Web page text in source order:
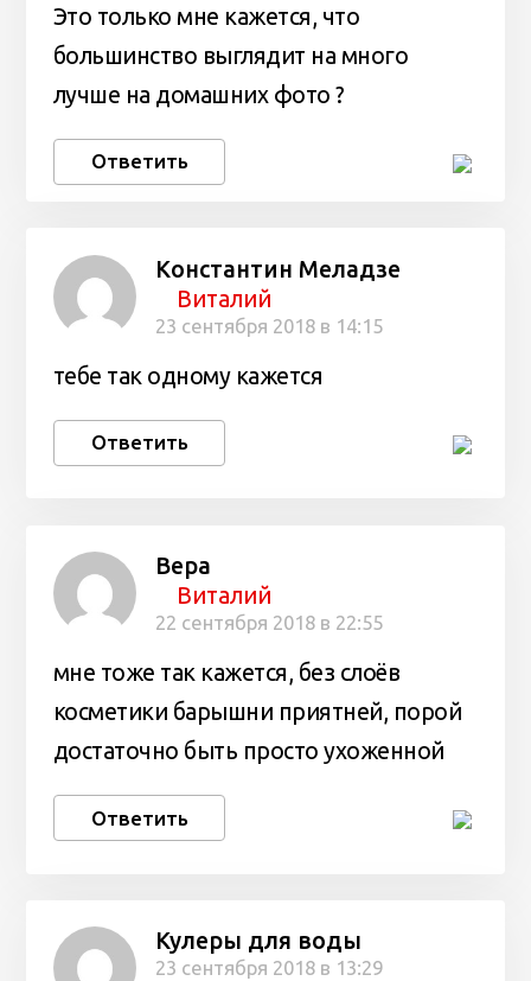
Это только мне кажется, что
большинство выглядит на много
лучше на домашних фото ?
Ответить
Константин Меладзе
Виталий
23 сентября 2018 в 14:15
тебе так одному кажется
Ответить
Вера
Виталий
22 сентября 2018 в 22:55
мне тоже так кажется, без слоёв
косметики барышни приятней, порой
достаточно быть просто ухоженной
Ответить
Кулеры для воды
23 сентября 2018 в 13:29